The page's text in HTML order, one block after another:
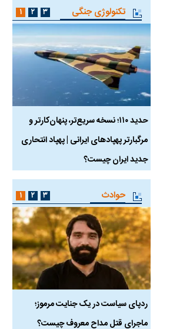
تکنولوژی جنگی
حدید ۱۱۰؛ نسخه سریع‌تر، پنهان‌کارتر و
مرگبارتر پهپادهای ایرانی | پهپاد انتحاری
جدید ایران چیست؟
۱ ۲ ۳
حوادث
ردپای سیاست در یک جنایت مرموز؛
ماجرای قتل مداح معروف چیست؟
۱ ۲ ۳